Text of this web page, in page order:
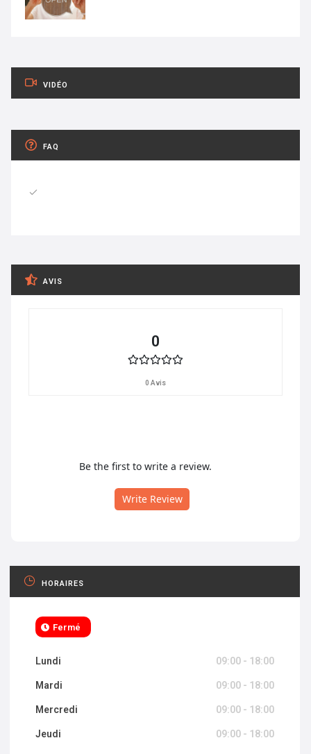
VIDÉO
FAQ
AVIS
0
0 Avis
Be the first to write a review.
Write Review
HORAIRES
Fermé
Lundi 09:00 - 18:00
Mardi 09:00 - 18:00
Mercredi 09:00 - 18:00
Jeudi 09:00 - 18:00